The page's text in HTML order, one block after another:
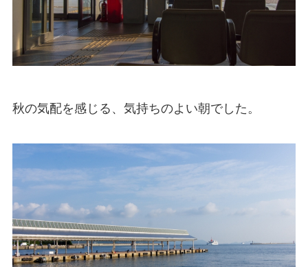
秋の気配を感じる、気持ちのよい朝でした。